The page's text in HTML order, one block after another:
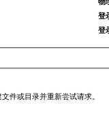
登
登
件或目录并重新尝试请求。